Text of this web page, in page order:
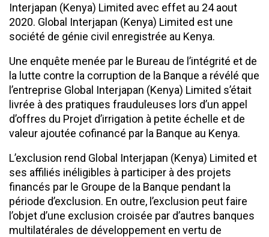
Interjapan (Kenya) Limited avec effet au 24 aout
2020. Global Interjapan (Kenya) Limited est une
société de génie civil enregistrée au Kenya.
Une enquête menée par le Bureau de l’intégrité et de
la lutte contre la corruption de la Banque a révélé que
l’entreprise Global Interjapan (Kenya) Limited s’était
livrée à des pratiques frauduleuses lors d’un appel
d’offres du Projet d’irrigation à petite échelle et de
valeur ajoutée cofinancé par la Banque au Kenya.
L’exclusion rend Global Interjapan (Kenya) Limited et
ses affiliés inéligibles à participer à des projets
financés par le Groupe de la Banque pendant la
période d’exclusion. En outre, l’exclusion peut faire
l’objet d’une exclusion croisée par d’autres banques
multilatérales de développement en vertu de